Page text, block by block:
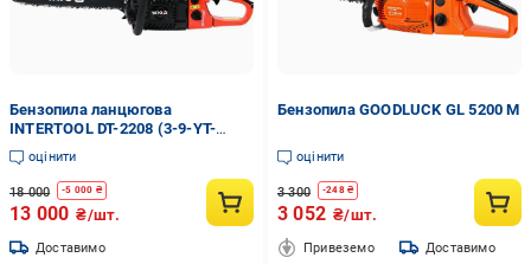
Бензопила ланцюгова
INTERTOOL DT-2208 (3-9-YT-
84901)
оцінити
18 000 -5 000 ₴
13 000 ₴/шт.
Доставимо
Бензопила GOODLUCK GL 5200 М
оцінити
3 300 -248₴
3 052 ₴/шт.
Привеземо Доставимо